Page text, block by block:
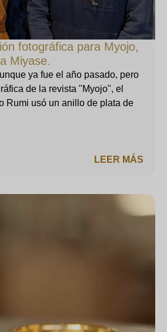
fotográfica para Myojo,
Miyase.
ya fue el año pasado, pero
de la revista "Myojo", el
Rumi usó un anillo de plata de
LEER MÁS